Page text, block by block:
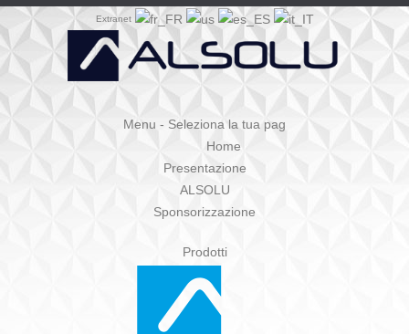
Extranet
Menu - Seleziona la tua pag
Home
Presentazione
ALSOLU
Sponsorizzazione
Prodotti